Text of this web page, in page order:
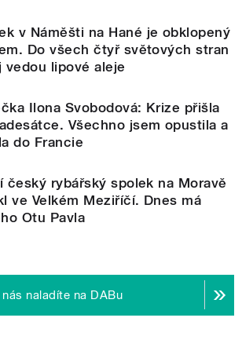
v Náměšti na Hané je obklopený
Do všech čtyř světových stran
vedou lipové aleje
Ilona Svobodová: Krize přišla
Všechno jsem opustila a
do Francie
český rybářský spolek na Moravě
ve Velkém Meziříčí. Dnes má
Otu Pavla
naladíte na DABu